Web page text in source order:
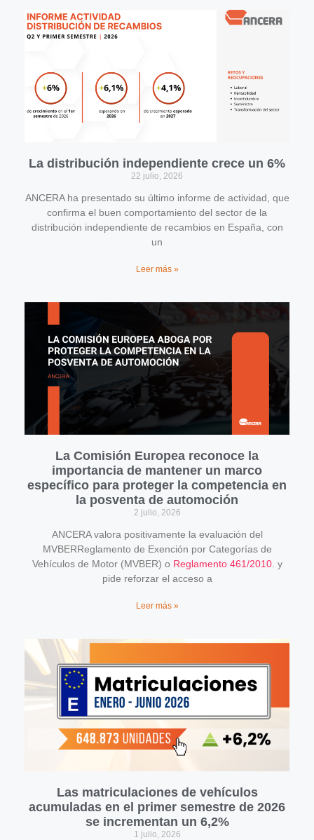
La distribución independiente crece un 6%
22 julio, 2026
ANCERA ha presentado su último informe de actividad, que
confirma el buen comportamiento del sector de la
distribución independiente de recambios en España, con
un
Leer más »
La Comisión Europea reconoce la
importancia de mantener un marco
específico para proteger la competencia en
la posventa de automoción
2 julio, 2026
ANCERA valora positivamente la evaluación del
MVBERReglamento de Exención por Categorías de
Vehículos de Motor (MVBER) o Reglamento 461/2010. y
pide reforzar el acceso a
Leer más »
Las matriculaciones de vehículos
acumuladas en el primer semestre de 2026
se incrementan un 6,2%
1 julio, 2026